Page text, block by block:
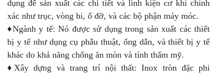
dụng để sản xuất các chi tiết và linh kiện cơ khí chính
xác như trục, vòng bi, ổ đỡ, và các bộ phận máy móc.
♦Ngành y tế: Nó được sử dụng trong sản xuất các thiết
bị y tế như dụng cụ phẫu thuật, ống dẫn, và thiết bị y tế
khác do khả năng chống ăn mòn và tính thẩm mỹ.
♦Xây dựng và trang trí nội thất: Inox tròn đặc phi